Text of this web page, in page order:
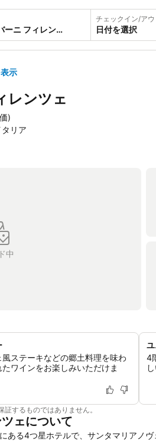
チェックイン/アウ
日付を選択
示
レンツェ
)
リア
中
ステーキなどの郷土料理を味わ
ワインをお楽しみいただけま
4
証するものではありません。
ェについて
ある4つ星ホテルで、サンタマリアノ